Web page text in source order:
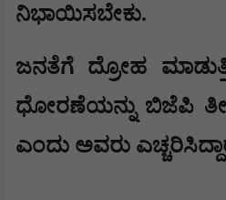
ನಿಭಾಯಿಸಬೇಕು.
​ಜನತೆಗೆ ದ್ರೋಹ
ಧೋರಣೆಯನ್ನು ಬಿಜೆಪಿ
ಎಂದು ಅವರು